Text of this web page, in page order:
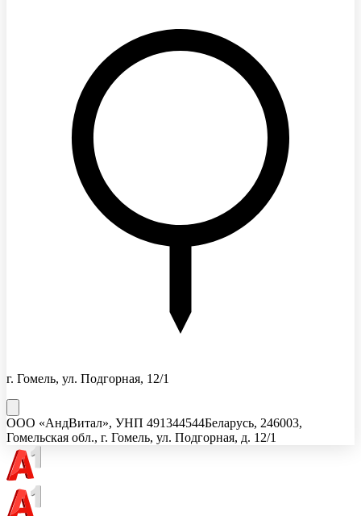
г. Гомель, ул. Подгорная, 12/1
ООО «АндВитал», УНП 491344544Беларусь, 246003,
Гомельская обл., г. Гомель, ул. Подгорная, д. 12/1